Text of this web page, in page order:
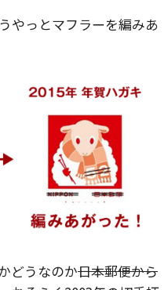
やっとマフラーを編みあ
どうなのか日本郵便から